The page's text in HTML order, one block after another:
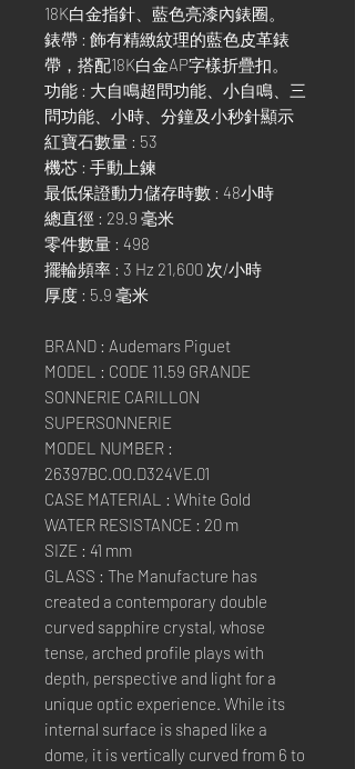
18K白金指針、藍色亮漆內錶圈。
錶帶 : 飾有精緻紋理的藍色皮革錶
帶，搭配18K白金AP字樣折疊扣。
功能 : 大自鳴超問功能、小自鳴、三
問功能、小時、分鐘及小秒針顯示
紅寶石數量 : 53
機芯 : 手動上鍊
最低保證動力儲存時數 : 48小時
總直徑 : 29.9 毫米
零件數量 : 498
擺輪頻率 : 3 Hz 21,600 次/小時
厚度 : 5.9 毫米
BRAND : Audemars Piguet
MODEL : CODE 11.59 GRANDE
SONNERIE CARILLON
SUPERSONNERIE
MODEL NUMBER :
26397BC.OO.D324VE.01
CASE MATERIAL : White Gold
WATER RESISTANCE : 20 m
SIZE : 41 mm
GLASS : The Manufacture has
created a contemporary double
curved sapphire crystal, whose
tense, arched profile plays with
depth, perspective and light for a
unique optic experience. While its
internal surface is shaped like a
dome, it is vertically curved from 6 to